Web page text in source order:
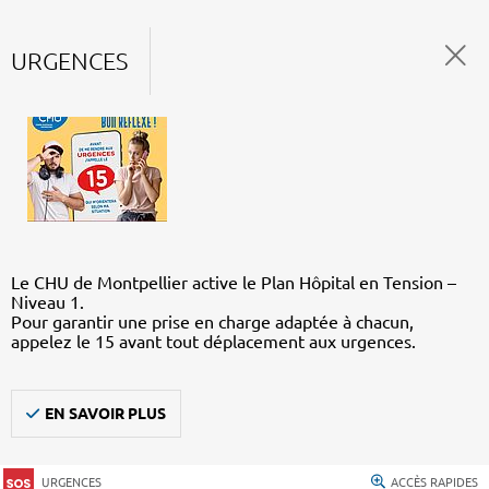
URGENCES
Le CHU de Montpellier active le Plan Hôpital en Tension –
Niveau 1.
Pour garantir une prise en charge adaptée à chacun,
appelez le 15 avant tout déplacement aux urgences.
EN SAVOIR PLUS
URGENCES ACCÈS RAPIDES